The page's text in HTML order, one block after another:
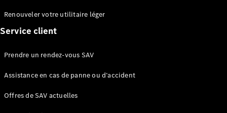
véhicule
Trouvez un
véhicule
stock
Renouveler votre utilitaire léger
Service client
Prendre un rendez-vous SAV
Assistance en cas de panne ou d’accident
Offres de SAV actuelles